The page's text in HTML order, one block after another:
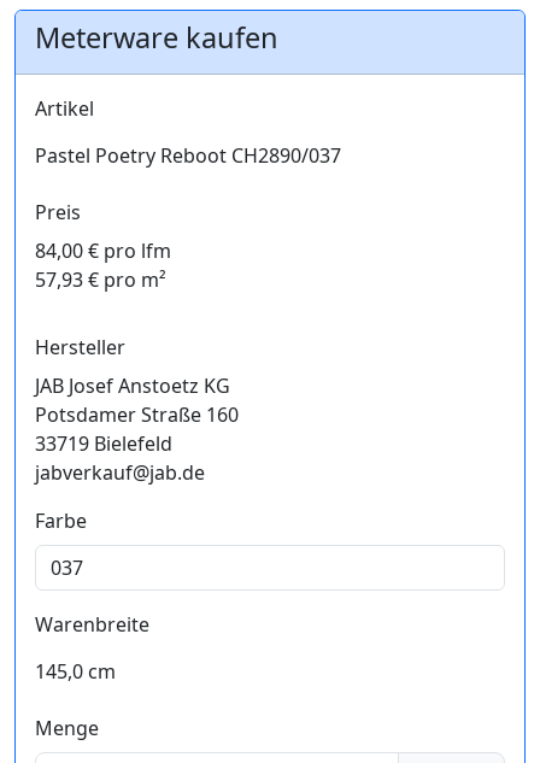
Meterware kaufen
Artikel
Pastel Poetry Reboot CH2890/037
Preis
84,00 € pro lfm
57,93 € pro m²
Hersteller
JAB Josef Anstoetz KG
Potsdamer Straße 160
33719 Bielefeld
jabverkauf@jab.de
Farbe
Warenbreite
145,0 cm
Menge